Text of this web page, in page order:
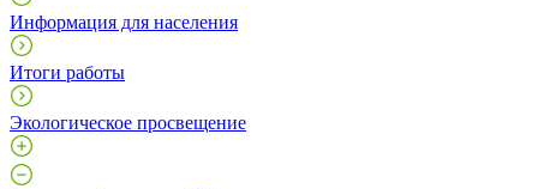
Информация для населения
Итоги работы
Экологическое просвещение